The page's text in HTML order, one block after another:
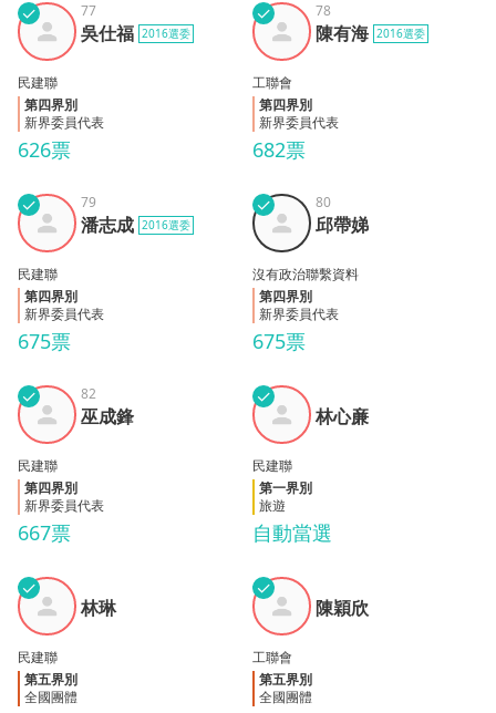
吳仕
福
✓
626票
77
吳仕福 2016選委
民建聯
第四界別
新界委員代表
陳有
海
✓
682票
78
陳有海 2016選委
工聯會
第四界別
新界委員代表
潘志
成
✓
675票
79
潘志成 2016選委
民建聯
第四界別
新界委員代表
邱帶
娣
✓
675票
80
邱帶娣
沒有政治聯繫資料
第四界別
新界委員代表
巫成
鋒
✓
667票
82
巫成鋒
民建聯
第四界別
新界委員代表
林心
亷
✓
自動當選
林心亷
民建聯
第一界別
旅遊
林琳
✓
林琳
民建聯
第五界別
全國團體
陳穎
欣
✓
陳穎欣
工聯會
第五界別
全國團體